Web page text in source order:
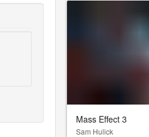
Mass Effect 3
Sam Hulick